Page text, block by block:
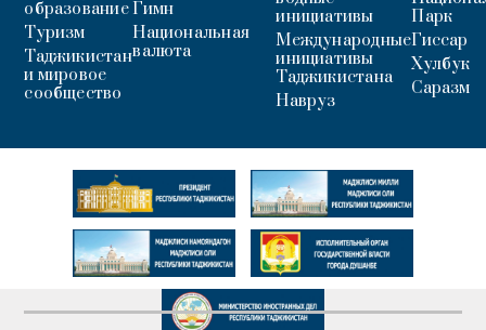
образование
Туризм
Таджикистан
и мировое
сообщество
Гимн
Национальная
валюта
инициативы
Международные
инициативы
Таджикистана
Навруз
Парк
Гиссар
Хулбук
Саразм